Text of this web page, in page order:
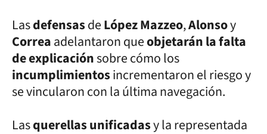
LasdefensasdeLópez Mazzeo,Alonsoy
Correaadelantaron queobjetarán la falta
de explicaciónsobre cómo los
incumplimientosincrementaron el riesgo y
se vincularon con la última navegación.
Lasquerellas unificadasy la representada